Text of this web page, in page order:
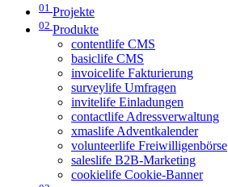
01 Projekte
02 Produkte
contentlife CMS
basiclife CMS
invoicelife Fakturierung
surveylife Umfragen
invitelife Einladungen
contactlife Adressverwaltung
xmaslife Adventkalender
volunteerlife Freiwilligenbörse
saleslife B2B-Marketing
cookielife Cookie-Banner